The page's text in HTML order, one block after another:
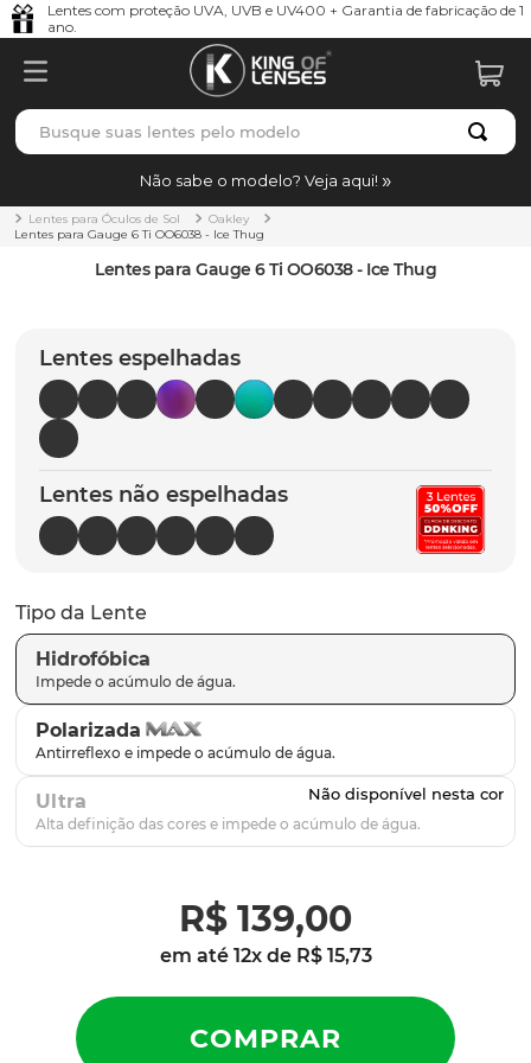
Lentes com proteção UVA, UVB e UV400 + Garantia de fabricação de 1
ano.
Busque suas lentes pelo modelo
Não sabe o modelo? Veja aqui!
Lentes para Óculos de Sol
Oakley
Lentes para Gauge 6 Ti OO6038 - Ice Thug
Lentes para Gauge 6 Ti OO6038 - Ice Thug
Lentes espelhadas
Lentes não espelhadas
Tipo da Lente
Hidrofóbica
Polarizada
Ultra
R$ 139,00
em até 12x de R$ 15,73
TERMOS MAIS BUSCADOS
1º borrachas
holbrook
5º chaves
6º t-shock
7º gasket
8º parafusos
9º latch